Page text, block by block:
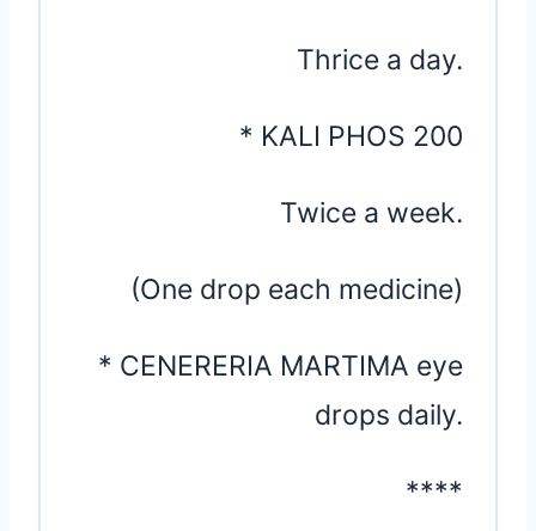
Thrice a day.
* KALI PHOS 200
Twice a week.
(One drop each medicine)
* CENERERIA MARTIMA eye
drops daily.
****